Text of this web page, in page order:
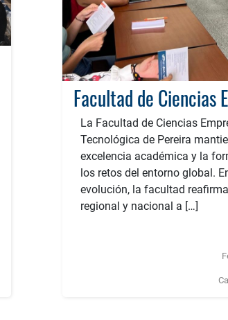
La Facultad de Ciencias
Tecnológica de Pereira
excelencia académica y la
los retos del entorno global.
evolución, la facultad
regional y nacional a […]